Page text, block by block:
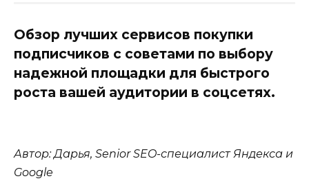
Обзор лучших сервисов покупки
подписчиков с советами по выбору
надежной площадки для быстрого
роста вашей аудитории в соцсетях.
Автор: Дарья, Senior SEO-специалист Яндекса и
Google